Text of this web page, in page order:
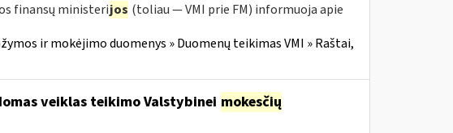
finansų ministerijos (toliau — VMI prie FM) informuoja apie
ir mokėjimo duomenys » Duomenų teikimas VMI » Raštai,
veiklas teikimo Valstybinei mokesčių